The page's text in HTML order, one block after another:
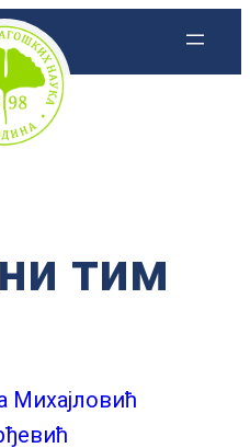
тим
Михајловић